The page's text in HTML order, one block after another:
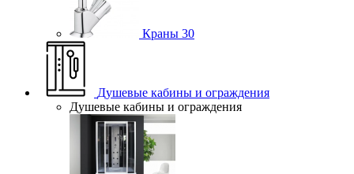
Краны 30
Душевые кабины и ограждения
Душевые кабины и ограждения